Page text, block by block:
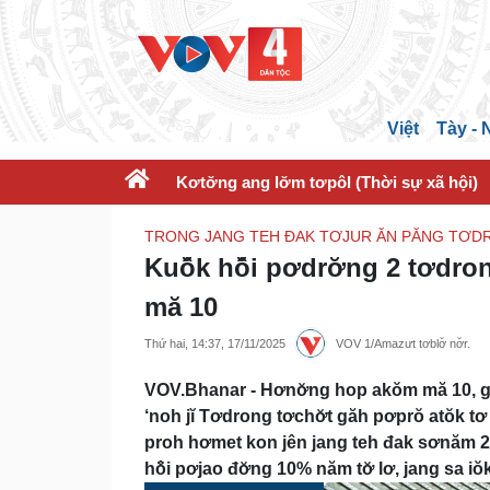
Việt Tày -
Kơtơ̆ng ang lơ̆m tơpôl (Thời sự xã hội)
TRONG JANG TEH ĐAK TƠJUR ĂN PĂNG
Kuô̆k hô̆i pơdrơ̆ng 2
mă 10
Thứ hai, 14:37, 17/11/2025 VOV 1/Amazưt tơblơ̆ nơ̆r.
VOV.Bhanar - Hơnơ̆ng hop akŏm mă
‘noh jĭ Tơdrong tơchơ̆t găh pơprŏ atŏk
proh hơmet kon jên jang teh đak sơnăm
hô̆i pơjao đơ̆ng 10% năm tơ̆ lơ, jang sa